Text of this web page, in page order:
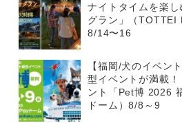
ナイトタイムを楽
グラン」（TOTTEI
8/14〜16
【福岡/犬のイベン
型イベントが満載
ント「Pet博 2026
ドーム）8/8～9